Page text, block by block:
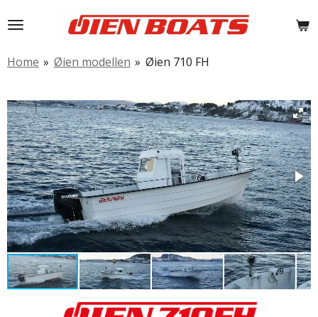
direct
de
Home » Øien modellen » Øien 710 FH